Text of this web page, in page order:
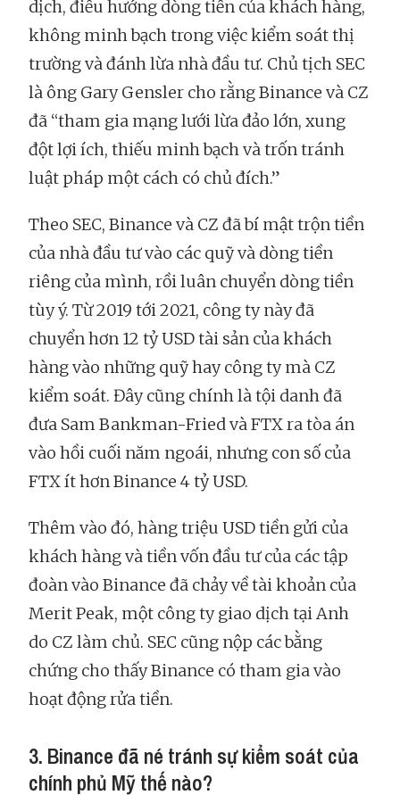
dịch, điều hướng dòng tiền của khách hàng,
không minh bạch trong việc kiểm soát thị
trường và đánh lừa nhà đầu tư. Chủ tịch SEC
là ông Gary Gensler cho rằng Binance và CZ
đã “tham gia mạng lưới lừa đảo lớn, xung
đột lợi ích, thiếu minh bạch và trốn tránh
luật pháp một cách có chủ đích.”
Theo SEC, Binance và CZ đã bí mật trộn tiền
của nhà đầu tư vào các quỹ và dòng tiền
riêng của mình, rồi luân chuyển dòng tiền
tùy ý. Từ 2019 tới 2021, công ty này đã
chuyển hơn 12 tỷ USD tài sản của khách
hàng vào những quỹ hay công ty mà CZ
kiểm soát. Đây cũng chính là tội danh đã
đưa Sam Bankman-Fried và FTX ra tòa án
vào hồi cuối năm ngoái, nhưng con số của
FTX ít hơn Binance 4 tỷ USD.
Thêm vào đó, hàng triệu USD tiền gửi của
khách hàng và tiền vốn đầu tư của các tập
đoàn vào Binance đã chảy về tài khoản của
Merit Peak, một công ty giao dịch tại Anh
do CZ làm chủ. SEC cũng nộp các bằng
chứng cho thấy Binance có tham gia vào
hoạt động rửa tiền.
3. Binance đã né tránh sự kiểm soát của
chính phủ Mỹ thế nào?